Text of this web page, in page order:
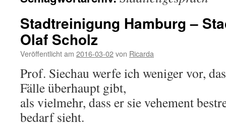
Stadtreinigung Hamburg –
Olaf Scholz
Veröffentlicht am 2016-03-02von Ricarda
Prof. Siechau werfe ich weniger vor,
Fälle überhaupt gibt,
als vielmehr, dass er sie vehement
bedarf sieht.